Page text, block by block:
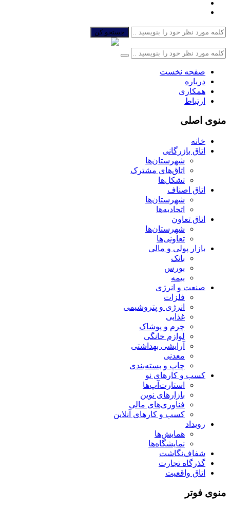
جستجو کن
صفحه نخست
درباره
همکاری
ارتباط
منوی اصلی
خانه
اتاق بازرگانی
شهرستان‌ها
اتاق‌های مشترک
تشکل‌ها
اتاق اصناف
شهرستان‌ها
اتحادیه‌ها
اتاق تعاون
شهرستان‌ها
تعاونی‌ها
بازار پولی و مالی
بانک
بورس
بیمه
صنعت و انرژی
فلزات
انرژی و پتروشیمی
غذایی
چرم و پوشاک
لوازم خانگی
آرایشی بهداشتی
معدنی
چاپ و بسته‌بندی
کسب و کارهای نو
استارت‌آپ‌ها
بازارهای نوین
فناوری‌های مالی
کسب و کارهای آنلاین
رویداد
همایش‌ها
نمایشگاه‌ها
شفاف‌نگاشت
گذرگاه تجارت
اتاق واقعیت
منوی فوتر